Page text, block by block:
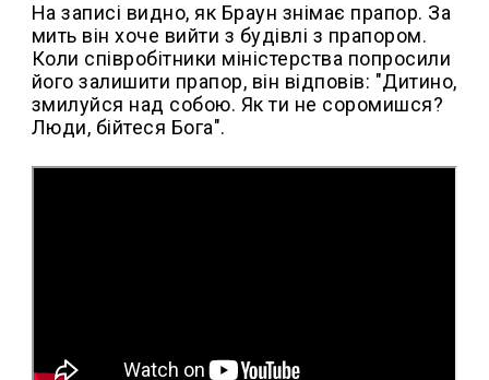
На записі видно, як Браун знімає прапор. За
мить він хоче вийти з будівлі з прапором.
Коли співробітники міністерства попросили
його залишити прапор, він відповів: "Дитино,
змилуйся над собою. Як ти не соромишся?
Люди, бійтеся Бога".